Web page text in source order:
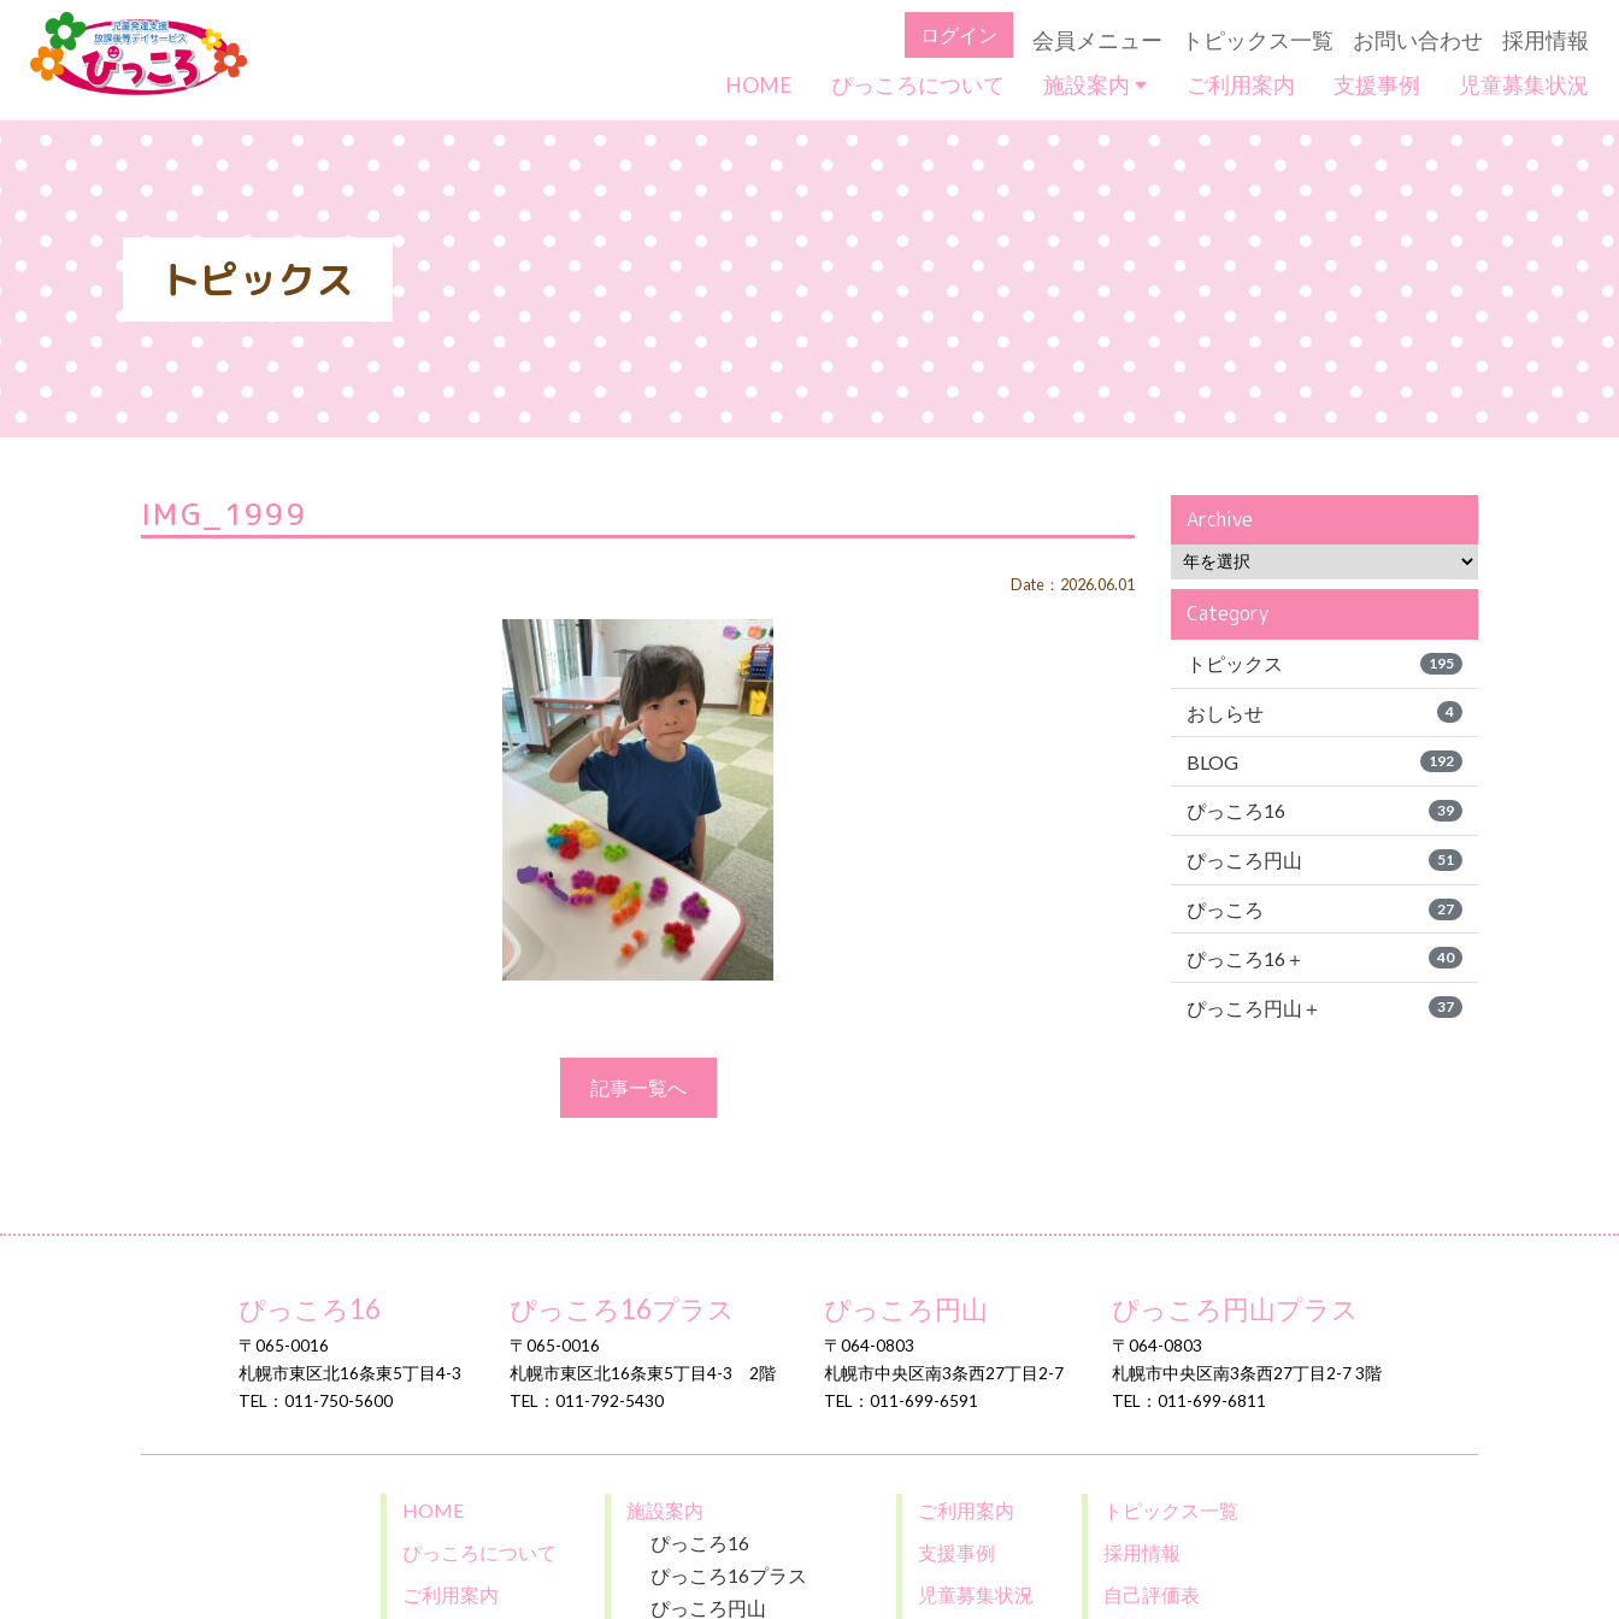
ログイン 会員メニュー トピックス一覧 お問い合わせ
採用情報
HOME
ぴっころについて 施設案内 ご利用案内 支援事例 児童募集状況
トピックス
IMG_1999
Date：2026.06.01
記事一覧へ
Archive
Category
トピックス 195
おしらせ 4
BLOG 192
ぴっころ16 39
ぴっころ円山 51
ぴっころ 27
ぴっころ16＋ 40
ぴっころ円山＋ 37
ぴっころ16
〒065-0016
札幌市東区北16条東5丁目4-3
TEL：011-750-5600
ぴっころ16プラス
〒065-0016
札幌市東区北16条東5丁目4-3 2階
TEL：011-792-5430
ぴっころ円山
〒064-0803
札幌市中央区南3条西27丁目2-7
TEL：011-699-6591
ぴっころ円山プラス
〒064-0803
札幌市中央区南3条西27丁目2-7 3階
TEL：011-699-6811
HOME
ぴっころについて
ご利用案内
施設案内
ぴっころ16
ぴっころ16プラス
ぴっころ円山
ご利用案内
支援事例
児童募集状況
トピックス一覧
採用情報
自己評価表